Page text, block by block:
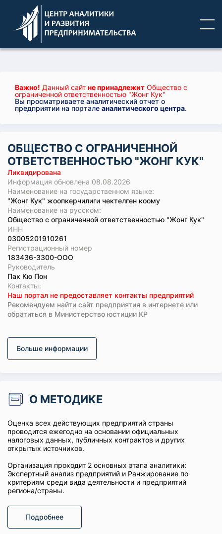
Важно! Данный сайт не принадлежит Общество с
ограниченной ответственностью "Жонг Кук"
Вы просматриваете аналитический отчет о
предприятии на портале аналитического центра.
ОБЩЕСТВО С ОГРАНИЧЕННОЙ
ОТВЕТСТВЕННОСТЬЮ "ЖОНГ КУК"
Ликвидирована
Информация обновлена 08.08.2026
Наименование на государственном языке:
"Жонг Кук" жоопкерчилиги чектелген коому
Наименование на русском:
Общество с ограниченной ответственностью "Жонг Кук"
ИНН
03005201910261
Регистрационный номер
183436-3300-ООО
Руководитель
Пак Кю Пон
Koнтaкты:
Наш портал не предоставляет контакты предприятий
Рекомендуем найти сайт предприятия в интернете или
обратиться в Министерство юстиции КР
Больше информации
О МЕТОДИКЕ
Оценка всех действующих предприятий страны
проводится ежегодно на основании официальных
налоговых данных, публичных контрактов и других
открытых источников.
Организация проходит 2 основных этапа аналитики:
Экспертный анализ предприятий и Ранжирование по
критериям среди вида деятельности и предприятий
региона/страны.
Подробнее